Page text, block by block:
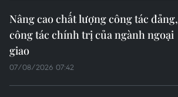
Nâng cao chất lượng công tác đảng,
công tác chính trị của ngành ngoại
giao
07/08/2026 07:42